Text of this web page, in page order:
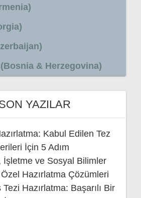
& Herzegovina)
YAZILAR
Kabul Edilen Tez
İçin 5 Adım
İşletme ve Sosyal Bilimler
Hazırlatma Çözümleri
Hazırlatma: Başarılı Bir